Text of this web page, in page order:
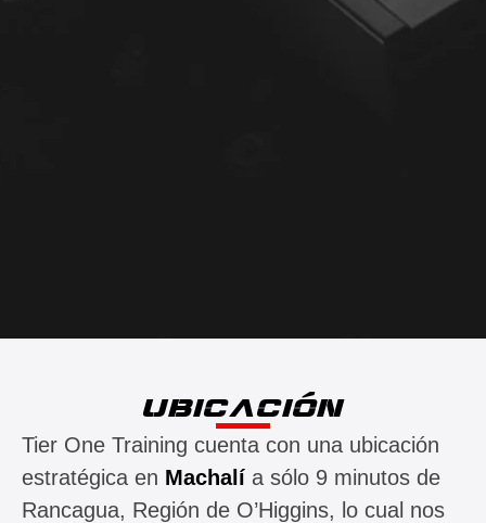
UBICACIÓN
Tier One Training cuenta con una ubicación
estratégica en Machalí a sólo 9 minutos de
Rancagua, Región de O’Higgins, lo cual nos